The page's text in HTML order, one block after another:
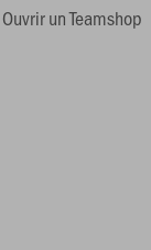
Ouvrir un Teamshop